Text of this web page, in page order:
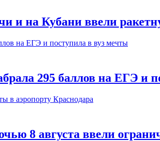
и на Кубани ввели
295 баллов на ЕГЭ и
8 августа ввели